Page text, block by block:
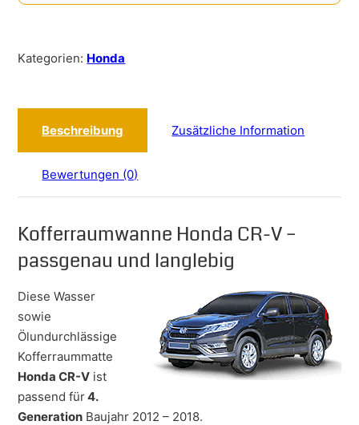
Kategorien: Honda
Beschreibung Zusätzliche Information
Bewertungen (0)
Kofferraumwanne Honda CR-V –
passgenau und langlebig
Diese Wasser
sowie
Ölundurchlässige
Kofferraummatte
Honda CR-V ist
passend für4.
Generation Baujahr 2012 – 2018.